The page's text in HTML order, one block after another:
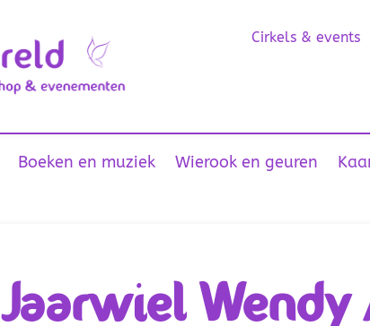
Cirkels & events
Boeken en muziek Wierook en geuren
Jaarwiel